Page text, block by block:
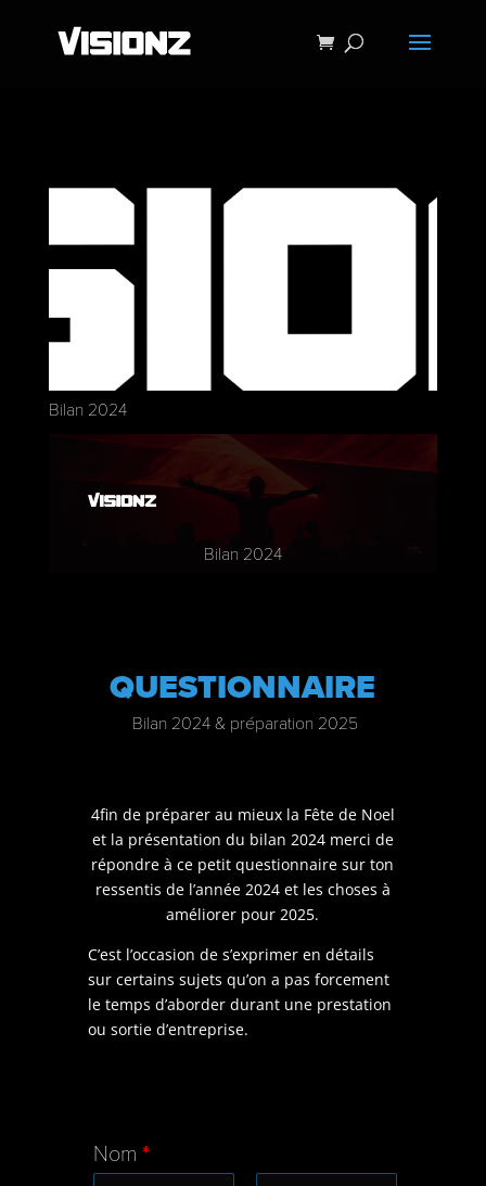
Bilan 2024
Bilan 2024
QUESTIONNAIRE
Bilan 2024 & préparation 2025
4fin de préparer au mieux la Fête de Noel
et la présentation du bilan 2024 merci de
répondre à ce petit questionnaire sur ton
ressentis de l’année 2024 et les choses à
améliorer pour 2025.
C’est l’occasion de s’exprimer en détails
sur certains sujets qu’on a pas forcement
le temps d’aborder durant une prestation
ou sortie d’entreprise.
Nom *